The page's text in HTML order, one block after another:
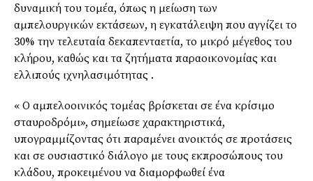
δυναμική του τομέα, όπως η μείωση των
αμπελουργικών εκτάσεων, η εγκατάλειψη που αγγίζει το
30% την τελευταία δεκαπενταετία, το μικρό μέγεθος του
κλήρου, καθώς και τα ζητήματα παραοικονομίας και
ελλιπούς ιχνηλασιμότητας .
« Ο αμπελοοινικός τομέας βρίσκεται σε ένα κρίσιμο
σταυροδρόμι», σημείωσε χαρακτηριστικά,
υπογραμμίζοντας ότι παραμένει ανοικτός σε προτάσεις
και σε ουσιαστικό διάλογο με τους εκπροσώπους του
κλάδου, προκειμένου να διαμορφωθεί ένα